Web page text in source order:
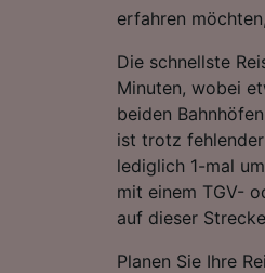
erfahren
Die schnellste
Minuten, wobei
beiden
ist trotz
lediglich 1-mal
mit einem TGV-
auf dieser
Planen Sie Ihre